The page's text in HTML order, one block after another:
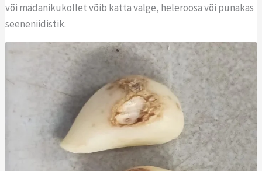
või mädanikukollet võib katta valge, heleroosa või punakas
seeneniidistik.